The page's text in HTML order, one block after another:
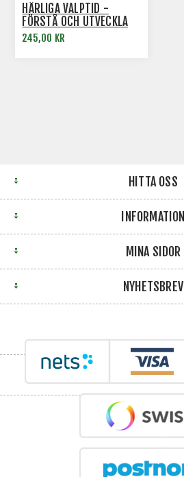
HÄRLIGA VALPTID -
FÖRSTÅ OCH UTVECKLA
DIN VALP
245,00 KR
HITTA OSS
INFORMATION
MINA SIDOR
NYHETSBREV